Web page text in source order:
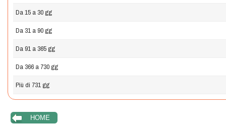
Da 15 a 30 gg
Da 31 a 90 gg
Da 91 a 365 gg
Da 366 a 730 gg
Più di 731 gg